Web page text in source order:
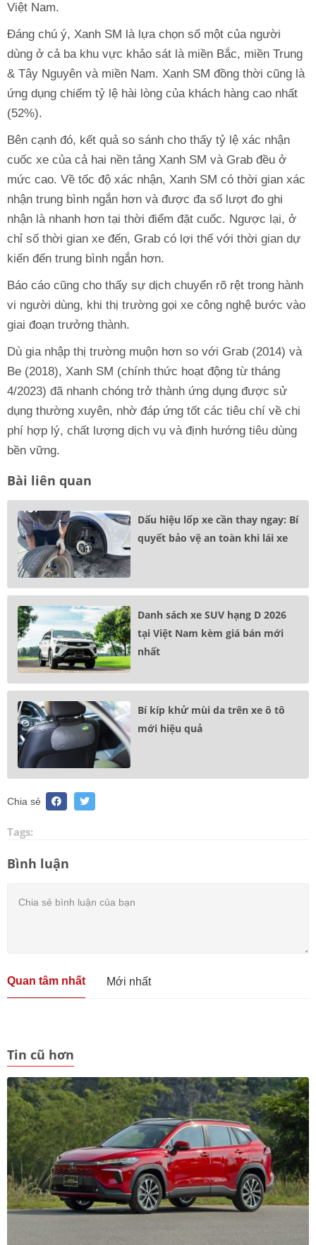
Việt Nam.
Đáng chú ý, Xanh SM là lựa chọn số một của người
dùng ở cả ba khu vực khảo sát là miền Bắc, miền Trung
& Tây Nguyên và miền Nam. Xanh SM đồng thời cũng là
ứng dụng chiếm tỷ lệ hài lòng của khách hàng cao nhất
(52%).
Bên cạnh đó, kết quả so sánh cho thấy tỷ lệ xác nhận
cuốc xe của cả hai nền tảng Xanh SM và Grab đều ở
mức cao. Về tốc độ xác nhận, Xanh SM có thời gian xác
nhận trung bình ngắn hơn và được đa số lượt đo ghi
nhận là nhanh hơn tại thời điểm đặt cuốc. Ngược lại, ở
chỉ số thời gian xe đến, Grab có lợi thế với thời gian dự
kiến đến trung bình ngắn hơn.
Báo cáo cũng cho thấy sự dịch chuyển rõ rệt trong hành
vi người dùng, khi thị trường gọi xe công nghệ bước vào
giai đoạn trưởng thành.
Dù gia nhập thị trường muộn hơn so với Grab (2014) và
Be (2018), Xanh SM (chính thức hoạt động từ tháng
4/2023) đã nhanh chóng trở thành ứng dụng được sử
dụng thường xuyên, nhờ đáp ứng tốt các tiêu chí về chi
phí hợp lý, chất lượng dịch vụ và định hướng tiêu dùng
bền vững.
Bài liên quan
Dấu hiệu lốp xe cần thay ngay: Bí
quyết bảo vệ an toàn khi lái xe
Danh sách xe SUV hạng D 2026
tại Việt Nam kèm giá bán mới
nhất
Bí kíp khử mùi da trên xe ô tô
mới hiệu quả
Chia sẻ
Tags:
Bình luận
Quan tâm nhất Mới nhất
Tin cũ hơn